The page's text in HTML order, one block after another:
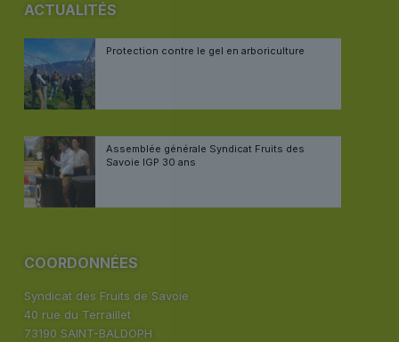
ACTUALITÉS
Protection contre le gel en arboriculture
Assemblée générale Syndicat Fruits des
Savoie IGP 30 ans
COORDONNÉES
Syndicat des Fruits de Savoie
40 rue du Terraillet
73190 SAINT-BALDOPH